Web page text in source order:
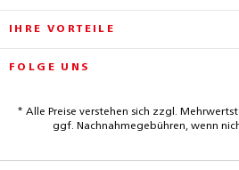
IHRE VORTEILE
FOLGE UNS
* Alle Preise verstehen sich zzgl.
ggf. Nachnahmegebühren, wenn